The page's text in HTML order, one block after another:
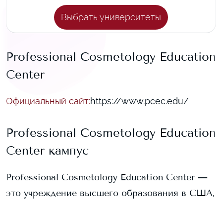
Выбрать университеты
Professional Cosmetology Education
Center
Официальный сайт:https://www.pcec.edu/
Professional Cosmetology Education
Center кампус
Professional Cosmetology Education Center —
это учреждение высшего образования в США,